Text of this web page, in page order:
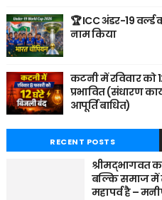
🏆 ICC अंडर-19
नाम किया
कटनी में रविवार को
प्रभावित (संधारण
आपूर्ति बाधित)
RECENT POSTS
श्रीमद्भागवत
बल्कि समाज में
महापर्व है –